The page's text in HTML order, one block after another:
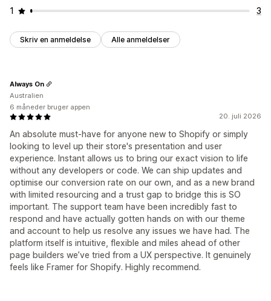
1
3
Skriv en anmeldelse Alle anmeldelser
20. juli 2026
An absolute must-have for anyone new to Shopify or simply
looking to level up their store's presentation and user
experience. Instant allows us to bring our exact vision to life
without any developers or code. We can ship updates and
optimise our conversion rate on our own, and as a new brand
with limited resourcing and a trust gap to bridge this is SO
important. The support team have been incredibly fast to
respond and have actually gotten hands on with our theme
and account to help us resolve any issues we have had. The
platform itself is intuitive, flexible and miles ahead of other
page builders we’ve tried from a UX perspective. It genuinely
feels like Framer for Shopify. Highly recommend.
Always On
Australien
6 måneder bruger appen